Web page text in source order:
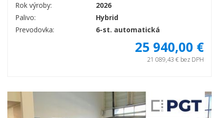
Rok výroby:
2026
Palivo:
Hybrid
Prevodovka:
6-st. automatická
25 940,00 €
21 089,43 € bez DPH